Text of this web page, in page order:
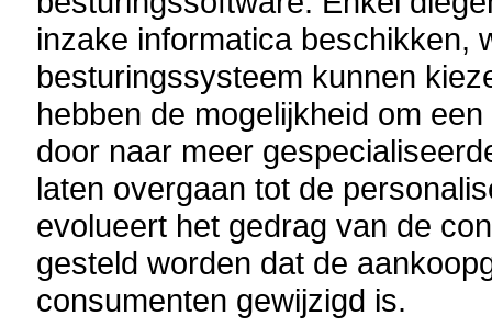
inzake informatica beschikken,
besturingssysteem kunnen
hebben de mogelijkheid om
door naar meer
laten overgaan tot de
evolueert het gedrag van de
gesteld worden dat de
consumenten gewijzigd is.